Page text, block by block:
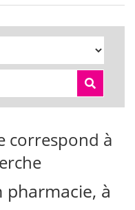
correspond à
à